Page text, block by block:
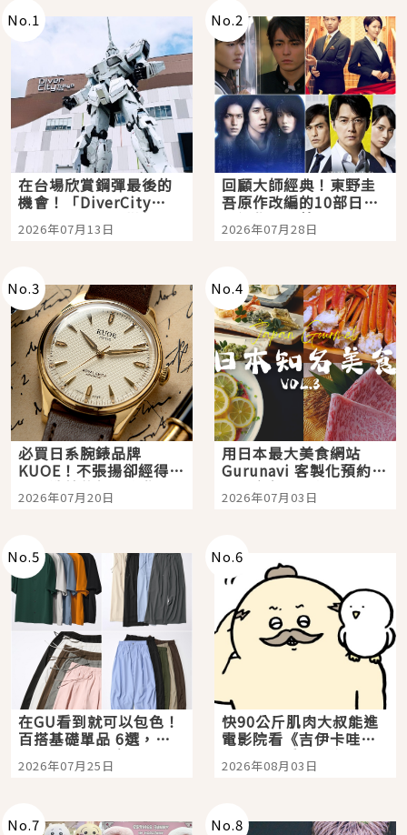
No.1
在台場欣賞鋼彈最後的
機會！「DiverCity
Tokyo Plaza」搭船、
購物、美食及夜景，一
2026年07月13日
No.2
回顧大師經典！東野圭
吾原作改編的10部日本
影視作品推薦
2026年07月28日
No.3
必買日系腕錶品牌
KUOE！不張揚卻經得起
時間洗鍊的經典之作五
選
2026年07月20日
No.4
用日本最大美食網站
Gurunavi 客製化預約九
大都市餐廳，打造專屬
美食體驗！
2026年07月03日
No.5
在GU看到就可以包色！
百搭基礎單品 6選，閉
眼全收也不心疼
2026年07月25日
No.6
快90公斤肌肉大叔能進
電影院看《吉伊卡哇》
嗎？日本重金屬樂團
「打首」會長與nagano
2026年08月03日
No.7 No.8